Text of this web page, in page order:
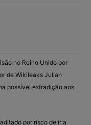
no Reino Unido por
de Wikileaks Julian
possível extradição aos
por risco de ir a